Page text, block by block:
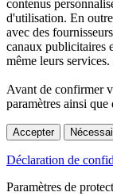
contenus
d'utilisation. En
avec des
canaux publicitaires
même leurs services.
Avant de confirmer
paramètres ainsi que
Accepter
Déclaration de
Paramètres de